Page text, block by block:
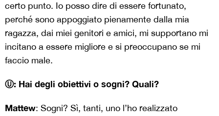
certo punto. Io posso dire di essere fortunato,
perché sono appoggiato pienamente dalla mia
ragazza, dai miei genitori e amici, mi supportano mi
incitano a essere migliore e si preoccupano se mi
faccio male.
Ⓤ: Hai degli obiettivi o sogni? Quali?
Mattew: Sogni? Sì, tanti, uno l’ho realizzato